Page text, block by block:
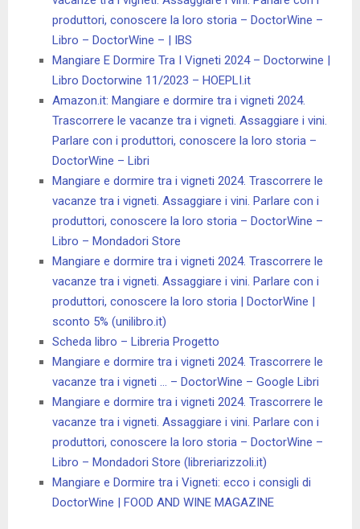
produttori, conoscere la loro storia – DoctorWine –
Libro – DoctorWine – | IBS
Mangiare E Dormire Tra I Vigneti 2024 – Doctorwine |
Libro Doctorwine 11/2023 – HOEPLI.it
Amazon.it: Mangiare e dormire tra i vigneti 2024.
Trascorrere le vacanze tra i vigneti. Assaggiare i vini.
Parlare con i produttori, conoscere la loro storia –
DoctorWine – Libri
Mangiare e dormire tra i vigneti 2024. Trascorrere le
vacanze tra i vigneti. Assaggiare i vini. Parlare con i
produttori, conoscere la loro storia – DoctorWine –
Libro – Mondadori Store
Mangiare e dormire tra i vigneti 2024. Trascorrere le
vacanze tra i vigneti. Assaggiare i vini. Parlare con i
produttori, conoscere la loro storia | DoctorWine |
sconto 5% (unilibro.it)
Scheda libro – Libreria Progetto
Mangiare e dormire tra i vigneti 2024. Trascorrere le
vacanze tra i vigneti … – DoctorWine – Google Libri
Mangiare e dormire tra i vigneti 2024. Trascorrere le
vacanze tra i vigneti. Assaggiare i vini. Parlare con i
produttori, conoscere la loro storia – DoctorWine –
Libro – Mondadori Store (libreriarizzoli.it)
Mangiare e Dormire tra i Vigneti: ecco i consigli di
DoctorWine | FOOD AND WINE MAGAZINE